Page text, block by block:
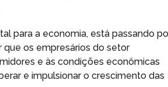
para a economia, está passando
os empresários do setor
e às condições econômicas
e impulsionar o crescimento das